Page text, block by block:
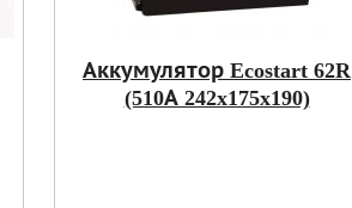
Аккумулятор Ecostart 62R
(510А 242x175x190)